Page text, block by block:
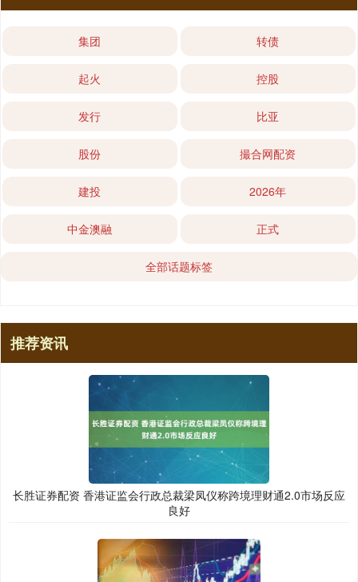
集团 转债
起火 控股
发行 比亚
股份 撮合网配资
建投 2026年
中金澳融 正式
全部话题标签
推荐资讯
长胜证券配资 香港证监会行政总裁梁凤仪称跨境理财通2.0市场反应
良好